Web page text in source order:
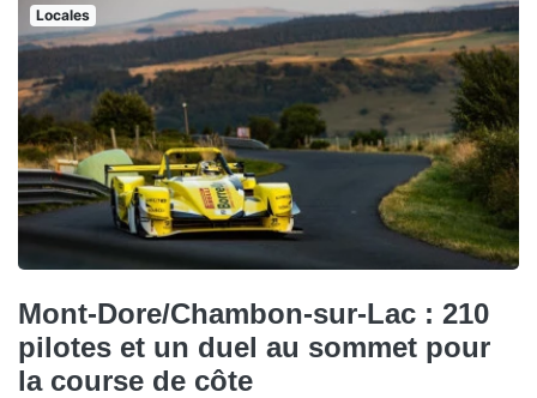
Locales
Mont-Dore/Chambon-sur-Lac : 210
pilotes et un duel au sommet pour
la course de côte